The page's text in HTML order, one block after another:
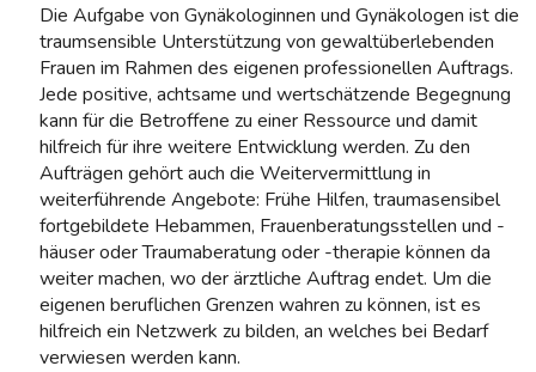
Die Aufgabe von Gynäkologinnen und Gynäkologen ist die
traumsensible Unterstützung von gewaltüberlebenden
Frauen im Rahmen des eigenen professionellen Auftrags.
Jede positive, achtsame und wertschätzende Begegnung
kann für die Betroffene zu einer Ressource und damit
hilfreich für ihre weitere Entwicklung werden. Zu den
Aufträgen gehört auch die Weitervermittlung in
weiterführende Angebote: Frühe Hilfen, traumasensibel
fortgebildete Hebammen, Frauenberatungsstellen und -
häuser oder Traumaberatung oder -therapie können da
weiter machen, wo der ärztliche Auftrag endet. Um die
eigenen beruflichen Grenzen wahren zu können, ist es
hilfreich ein Netzwerk zu bilden, an welches bei Bedarf
verwiesen werden kann.